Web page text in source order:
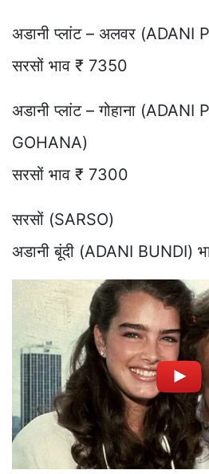
अडानी प्लांट – अलवर (ADANI
सरसों भाव ₹ 7350
अडानी प्लांट – गोहाना (ADANI
GOHANA)
सरसों भाव ₹ 7300
सरसों (SARSO)
अडानी बूंदी (ADANI BUNDI)